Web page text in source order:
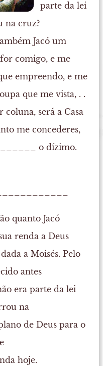
parte da lei
na cruz?
Jacó um
comigo, e me
empreendo, e me
que me vista, . .
será a Casa
me concederes,
o dízimo.
quanto Jacó
renda a Deus
a Moisés. Pelo
antes
era parte da lei
na
de Deus para o
hoje.